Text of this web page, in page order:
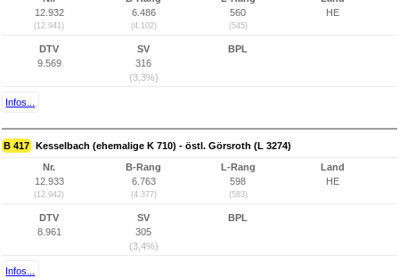
12.932
(12.941)
6.486
(4.102)
560
(545)
HE
DTV
9.569
SV
316
(3,3%)
BPL
Infos...
B 417 Kesselbach (ehemalige K 710) - östl. Görsroth (L 3274)
Nr.
12.933
(12.942)
B-Rang
6.763
(4.377)
L-Rang
598
(583)
Land
HE
DTV
8.961
SV
305
(3,4%)
BPL
Infos...